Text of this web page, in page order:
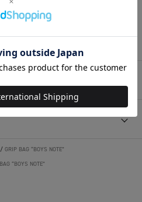
/ GRIP BAG “BOYS NOTE”
“BOYS NOTE”